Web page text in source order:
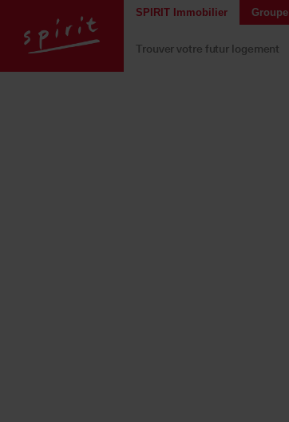
SPIRIT Immobilier Groupe
Trouver votre futur logement